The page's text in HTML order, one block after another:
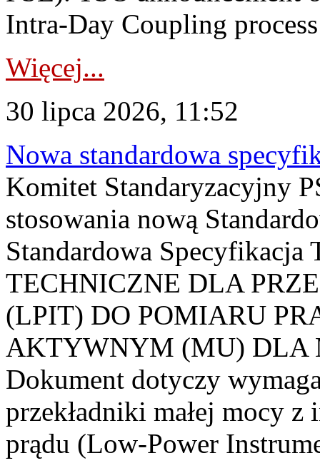
Intra-Day Coupling
Więcej...
30 lipca 2026, 11:52
Nowa standardowa
Komitet Standaryzacyjny
stosowania nową
Standardowa
TECHNICZNE DLA
(LPIT) DO POMIARU
AKTYWNYM (MU) DLA
Dokument dotyczy
przekładniki małej mocy
prądu (Low-Power